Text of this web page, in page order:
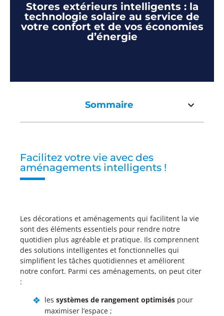
Stores extérieurs intelligents : la
technologie solaire au service de
votre confort et de vos économies
d’énergie
Sommaire
Facilitez votre vie avec des
aménagements intelligents !
Les décorations et aménagements qui facilitent la vie
sont des éléments essentiels pour rendre notre
quotidien plus agréable et pratique. Ils comprennent
des solutions intelligentes et fonctionnelles qui
simplifient les tâches quotidiennes et améliorent
notre confort. Parmi ces aménagements, on peut citer
:
les systèmes de rangement optimisés pour
maximiser l’espace ;